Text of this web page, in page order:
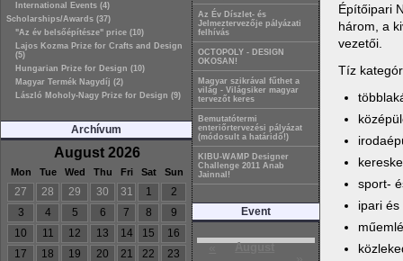
International Events (4)
Scholarships/Awards (37)
"Az év belsőépítésze" price (10)
Lajos Kozma Prize for Crafts and Design
(5)
Hungarian Prize for Design (10)
Magyar Termék Nagydíj (2)
László Moholy-Nagy Prize for Design (9)
Archívum
August 2026
Mon Tue Wed Thu Fri Sat Sun
27 28 29 30 31 1
2
3
4 5 6 7 8
9
10
11 12 13 14 15
16
17
18 19 20 21 22
23
Az Év Díszlet- és
Jelmeztervezője pályázati
felhívás
OCTOPOLY - DESIGN
OKOSAN!
Magyar szikrával fűthet a
világ - Világsiker magyar
tervezőt keres
Bemutatótermi
enteriőrtervezési pályázat
(módosult a határidő!)
KIBU-WAMP Designer
Challenge 2011 Anab
Jainnal!
Event
« August
Építőipari
három, a
vezetői.
Tíz
sport-
ipari